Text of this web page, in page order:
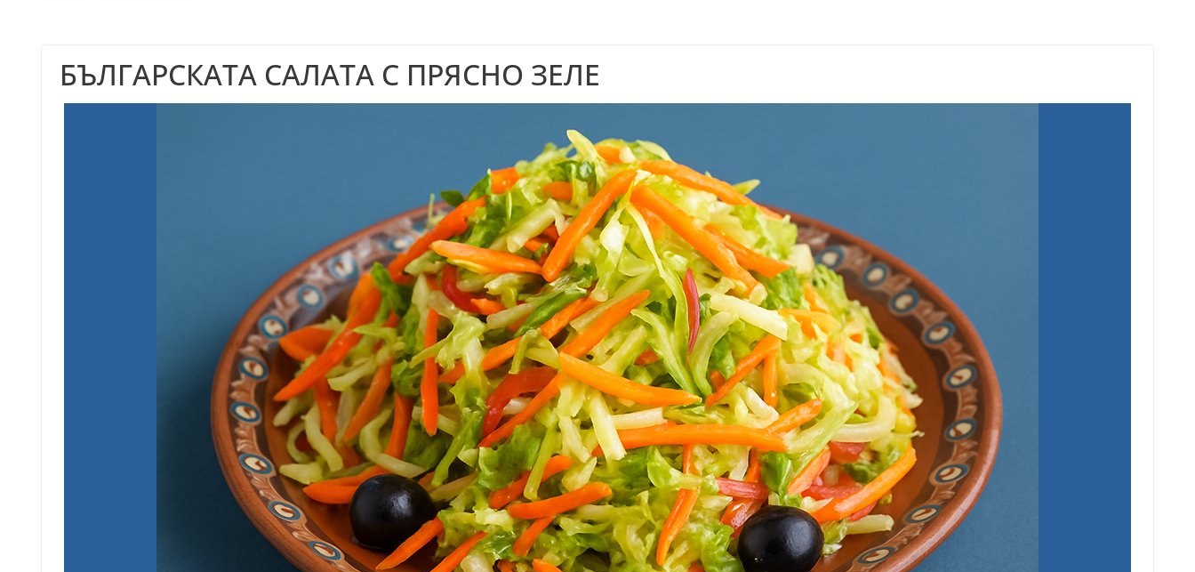
БЪЛГАРСКАТА САЛАТА С ПРЯСНО ЗЕЛЕ